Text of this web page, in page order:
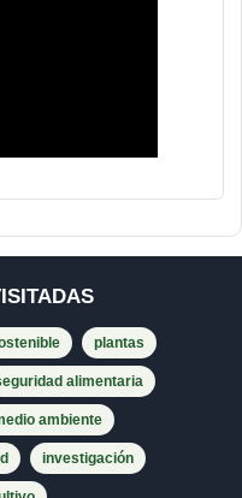
plantas
alimentaria
ambiente
investigación